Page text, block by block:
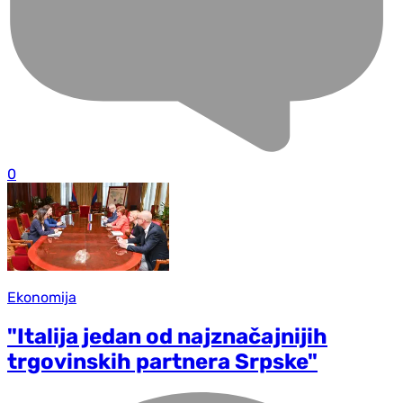
0
Ekonomija
"Italija jedan od najznačajnijih
trgovinskih partnera Srpske"